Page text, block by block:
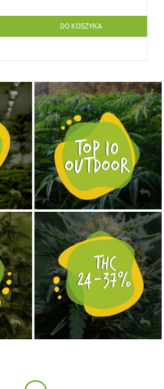
DO KOSZYKA
NASIONA MARIHUANY TOP 10 INDOOR
KUP TERAZ NASIONA MARIHUANY TOP 10 OUTDOOR
KUP TERAZ
NASIONA MARIHUANY TOP 10 AUTOFLOWERING
KUP TERAZ MOCNE ODMIANY MARIHUANY THC OD 24 - 37%
KUP TERAZ